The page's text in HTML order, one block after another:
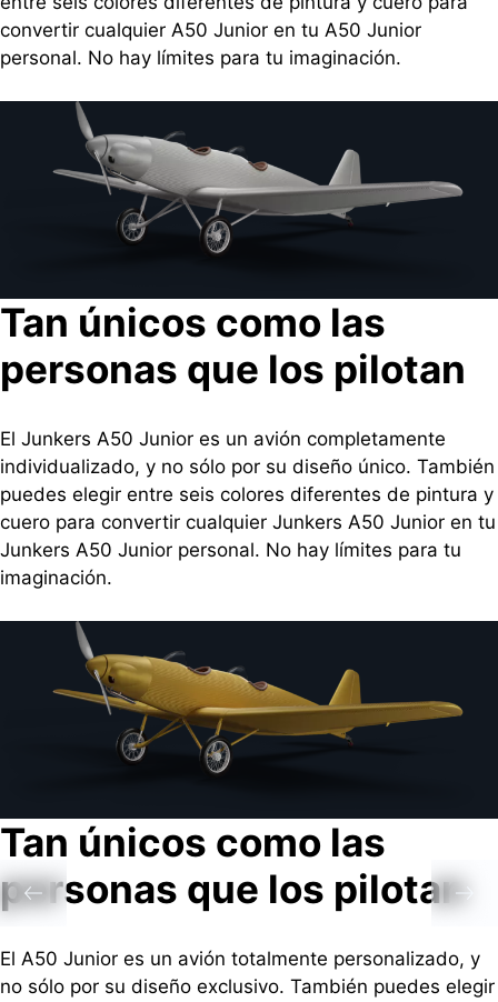
convertir cualquier A50 Junior en tu A50 Junior
personal. No hay límites para tu imaginación.
Tan únicos como las
personas que los pilotan
El Junkers A50 Junior es un avión completamente
individualizado, y no sólo por su diseño único. También
puedes elegir entre seis colores diferentes de pintura y
cuero para convertir cualquier Junkers A50 Junior en tu
Junkers A50 Junior personal. No hay límites para tu
imaginación.
Tan únicos como las
personas que los pilotan
El A50 Junior es un avión totalmente personalizado, y
no sólo por su diseño exclusivo. También puedes elegir